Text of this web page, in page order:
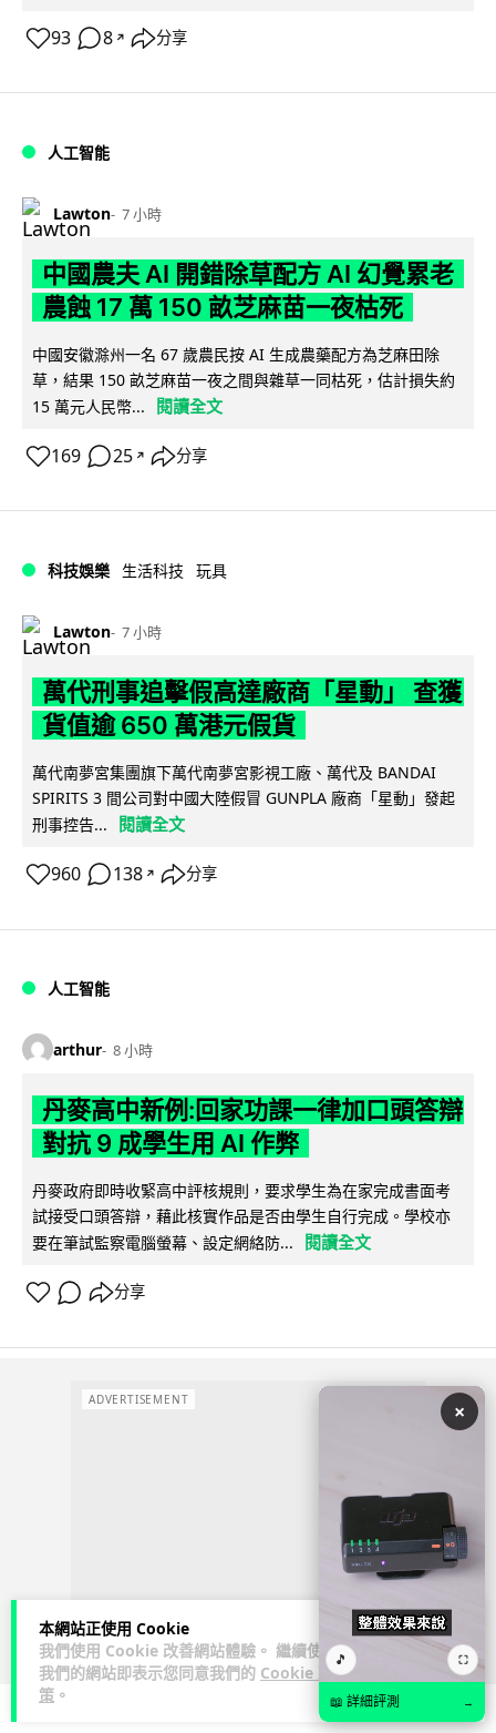
本網站正使用 Cookie
我們使用 Cookie 改善網站體驗。 繼續使用
我們的網站即表示您同意我們的 Cookie 政
策 。
93 8 ↗ 分享
人工智能
Lawton 7 小時
中國農夫 AI 開錯除草配方 AI 幻覺累老
農蝕 17 萬 150 畝芝麻苗一夜枯死
中國安徽滁州一名 67 歲農民按 AI 生成農藥配方為芝麻田除
草，結果 150 畝芝麻苗一夜之間與雜草一同枯死，估計損失約
15 萬元人民幣...
閱讀全文
169 25 ↗ 分享
科技娛樂 生活科技 玩具
Lawton 7 小時
萬代刑事追擊假高達廠商「星動」 查獲
貨值逾 650 萬港元假貨
萬代南夢宮集團旗下萬代南夢宮影視工廠、萬代及 BANDAI
SPIRITS 3 間公司對中國大陸假冒 GUNPLA 廠商「星動」發起
刑事控告...
閱讀全文
960 138 ↗ 分享
人工智能
arthur 8 小時
丹麥高中新例:回家功課一律加口頭答辯
對抗 9 成學生用 AI 作弊
丹麥政府即時收緊高中評核規則，要求學生為在家完成書面考
試接受口頭答辯，藉此核實作品是否由學生自行完成。學校亦
要在筆試監察電腦螢幕、設定網絡防...
閱讀全文
分享
ADVERTISEMENT ×
🎵 ⛶
📖 詳細評測 →